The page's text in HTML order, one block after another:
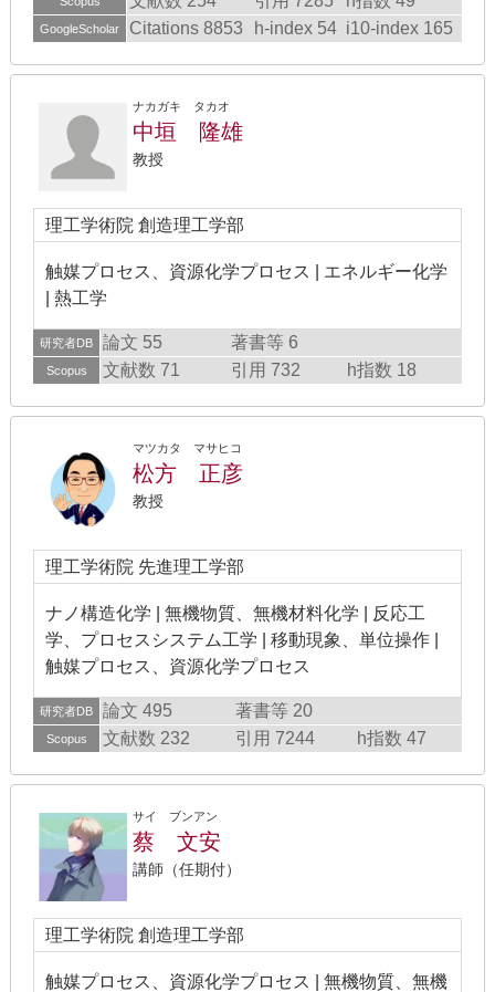
GoogleScholar Citations 8853 h-index 54 i10-index 165
ナカガキ タカオ
中垣 隆雄
教授
理工学術院 創造理工学部
触媒プロセス、資源化学プロセス | エネルギー化学
| 熱工学
研究者DB 論文 55 著書等 6
Scopus 文献数 71 引用 732 h指数 18
マツカタ マサヒコ
松方 正彦
教授
理工学術院 先進理工学部
ナノ構造化学 | 無機物質、無機材料化学 | 反応工
学、プロセスシステム工学 | 移動現象、単位操作 |
触媒プロセス、資源化学プロセス
研究者DB 論文 495 著書等 20
Scopus 文献数 232 引用 7244 h指数 47
サイ ブンアン
蔡 文安
講師（任期付）
理工学術院 創造理工学部
触媒プロセス、資源化学プロセス | 無機物質、無機